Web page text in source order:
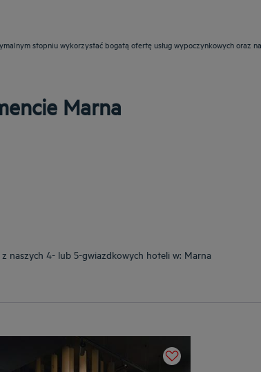
stopniu wykorzystać bogatą ofertę usług wypoczynkowych oraz
Marna
naszych 4- lub 5-gwiazdkowych hoteli w: Marna